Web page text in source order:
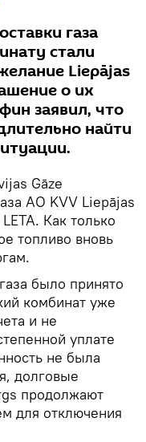
газа
стали
Liepājas
о их
заявил, что
найти
Gāze
АО KVV Liepājas
Как только
топливо вновь
было принято
комбинат уже
и не
уплате
не была
долговые
продолжают
для отключения